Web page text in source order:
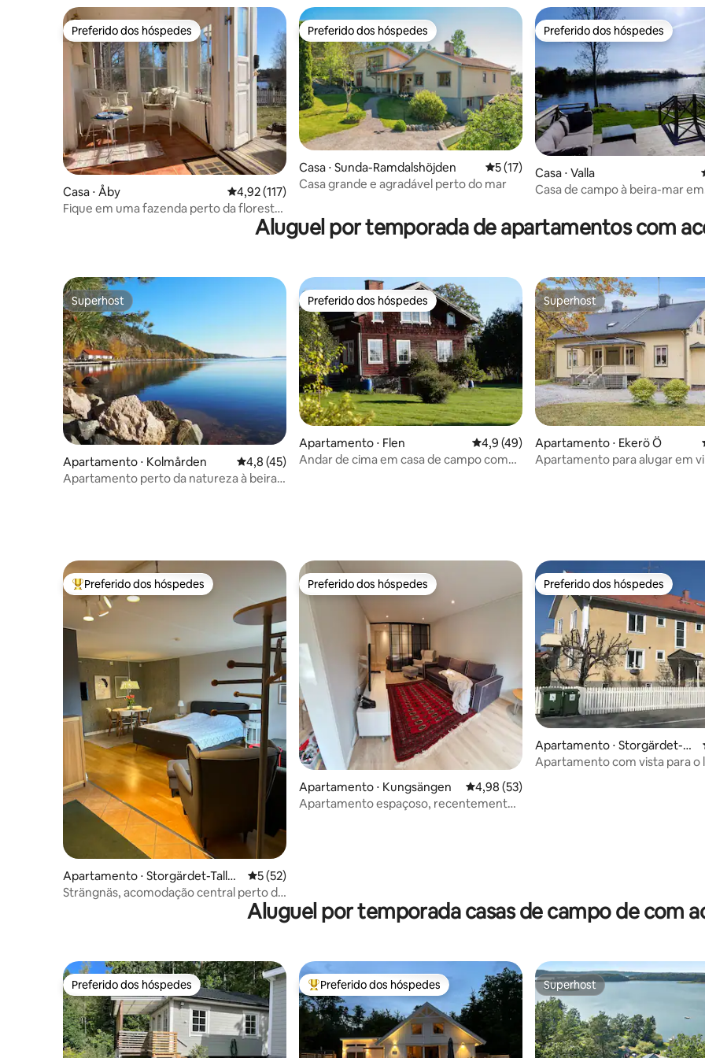
Preferido dos hóspedes
Preferido dos hóspedes
Casa ⋅ Åby 4,92 de uma avaliação média de 5, 117 avaliações
4,92 (117)
Fique em uma fazenda perto da floresta
Preferido dos hóspedes
Preferido dos hóspedes
Casa ⋅ Sunda-Ramdalshöjden 5 de uma avaliação média de 5, 17
5 (17)
Casa grande e agradável perto do mar
Preferido dos hóspedes
Preferido dos hóspedes
Casa ⋅ Valla
Casa de campo à beira-mar em
Aluguel por temporada de apartamentos com
Superhost
Superhost
Apartamento ⋅ Kolmården 4,8 de uma avaliação média de 5, 45 avaliações
4,8 (45)
Apartamento perto da natureza à beira-
Preferido dos hóspedes
Preferido dos hóspedes
Apartamento ⋅ Flen 4,9 de uma avaliação média de 5, 49
4,9 (49)
Andar de cima em casa de campo com
Superhost
Superhost
Apartamento ⋅ Ekerö Ö
Apartamento para alugar em
Entre os melhores preferidos dos hóspedes
Preferido dos hóspedes
Apartamento ⋅ Storgärdet-Tallås
en-Tosterö
5 de uma avaliação média de 5, 52 avaliações
5 (52)
Strängnäs, acomodação central perto do
Preferido dos hóspedes
Preferido dos hóspedes
Apartamento ⋅ Kungsängen 4,98 de uma avaliação média de 5, 53
4,98 (53)
Apartamento espaçoso, recentemente
Preferido dos hóspedes
Preferido dos hóspedes
Apartamento ⋅ Storgärdet-Ta
llåsen-Tosterö
Apartamento com vista para o
Aluguel por temporada casas de campo de com
Preferido dos hóspedes
Preferido dos hóspedes Entre os melhores preferidos dos hóspedes
Preferido dos hóspedes Superhost
Superhost